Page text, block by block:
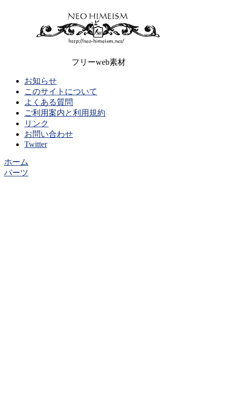
フリーweb素材
お知らせ
このサイトについて
よくある質問
ご利用案内と利用規約
リンク
お問い合わせ
Twitter
ホーム
パーツ